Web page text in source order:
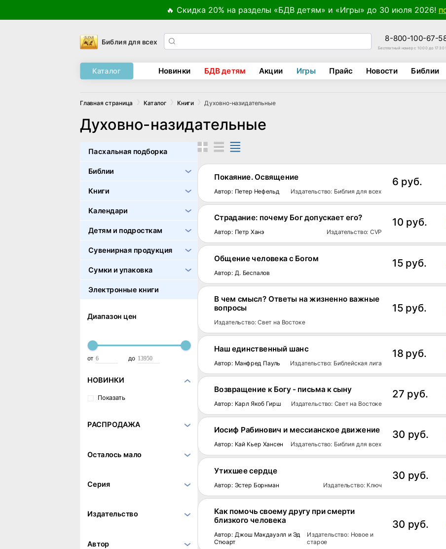
🔥 Скидка 20% на разделы «БДВ детям» и «Игры» до 30 июля 2026!
Библия для всех 8-800-100-67-
Бесплатный номер с 10:00 до
Каталог Новинки БДВ детям Акции Игры Прайс Новости Библии
Главная страница Каталог Книги Духовно-назидательные
Духовно-назидательные
Пасхальная подборка
Библии
Книги
Календари
Детям и подросткам
Сувенирная продукция
Сумки и упаковка
Электронные книги
Диапазон цен
от до
НОВИНКИ
Показать
РАСПРОДАЖА
Осталось мало
Серия
Издательство
Автор
Покаяние. Освящение
Автор: Петер Нефельд Издательство: Библия для всех
6 руб.
Страдание: почему Бог допускает его?
Автор: Петр Ханэ Издательство: CVP
10 руб.
Общение человека с Богом
Автор: Д. Беспалов
15 руб.
В чем смысл? Ответы на жизненно важные
вопросы
Издательство: Свет на Востоке
15 руб.
Наш единственный шанс
Автор: Манфред Пауль Издательство: Библейская лига
18 руб.
Возвращение к Богу - письма к сыну
Автор: Карл Якоб Гирш Издательство: Свет на Востоке
27 руб.
Иосиф Рабинович и мессианское движение
Автор: Кай Кьер Хансен Издательство: Библия для всех
30 руб.
Утихшее сердце
Автор: Эстер Борнман Издательство: Ключ
30 руб.
Как помочь своему другу при смерти
близкого человека
Автор: Джош Макдауэлл и Эд
Стюарт
Издательство: Новое и
старое
30 руб.